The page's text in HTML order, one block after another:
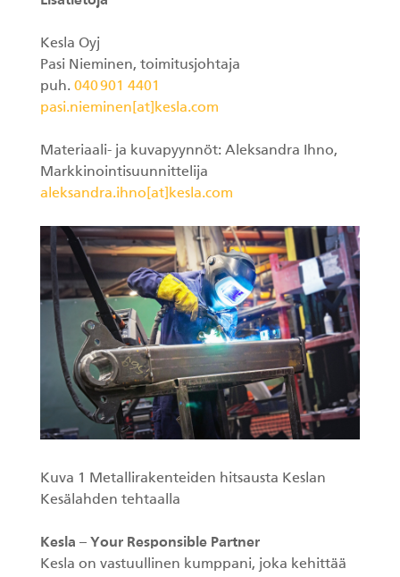
Kesla Oyj
Pasi Nieminen, toimitusjohtaja
puh. 040 901 4401
pasi.nieminen[at]kesla.com
Materiaali- ja kuvapyynnöt: Aleksandra Ihno,
Markkinointisuunnittelija
aleksandra.ihno[at]kesla.com
Kuva 1 Metallirakenteiden hitsausta Keslan
Kesälahden tehtaalla
Kesla – Your Responsible Partner
Kesla on vastuullinen kumppani, joka kehittää